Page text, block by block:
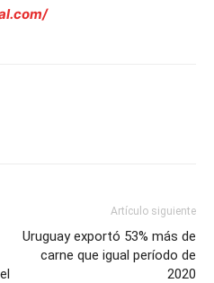
Artículo siguiente
Uruguay exportó 53% más de
carne que igual período de
2020